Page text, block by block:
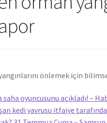
önlemek için
oyuncusunu açıkladı! –
kedi yavrusu itfaiye